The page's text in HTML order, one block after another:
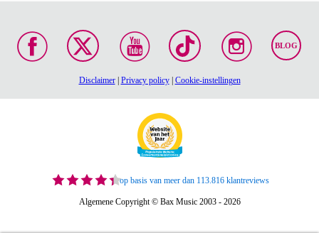
BLOG
Disclaimer| Privacy policy| Cookie-instellingen
op basis van meer dan 113.816 klantreviews
Algemene Copyright © Bax Music 2003 - 2026